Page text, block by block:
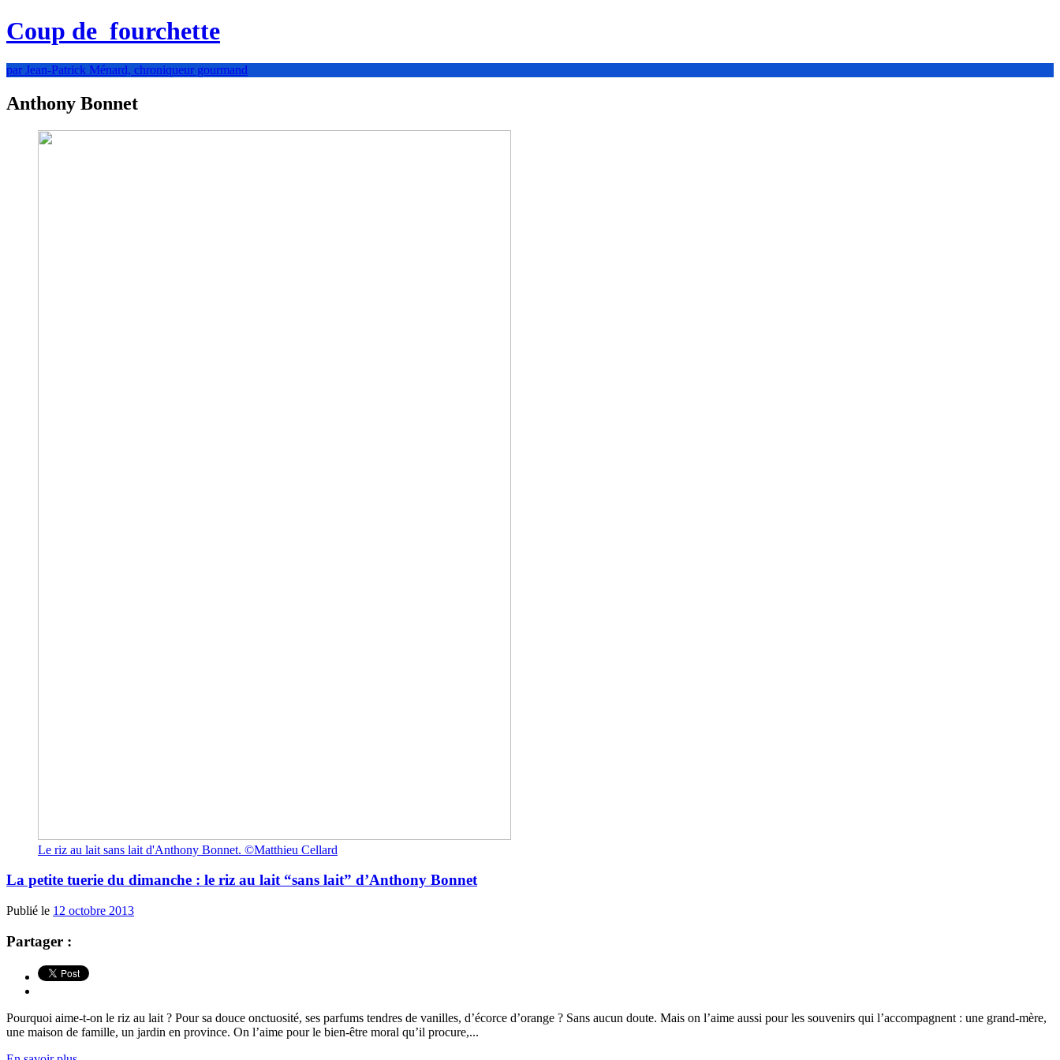
Coup de fourchette
par Jean-Patrick Ménard, chroniqueur gourmand
Anthony Bonnet
Le riz au lait sans lait d'Anthony Bonnet. ©Matthieu Cellard
La petite tuerie du dimanche : le riz au lait “sans lait” d’Anthony Bonnet
Publié le 12 octobre 2013
Partager :
Pourquoi aime-t-on le riz au lait ? Pour sa douce onctuosité, ses parfums tendres de vanilles, d’écorce d’orange ? Sans aucun doute. Mais on l’aime aussi pour les souvenirs qui l’accompagnent : une grand-mère,
une maison de famille, un jardin en province. On l’aime pour le bien-être moral qu’il procure,...